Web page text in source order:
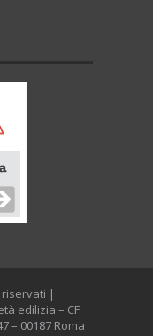
|
edilizia – CF
– 00187 Roma